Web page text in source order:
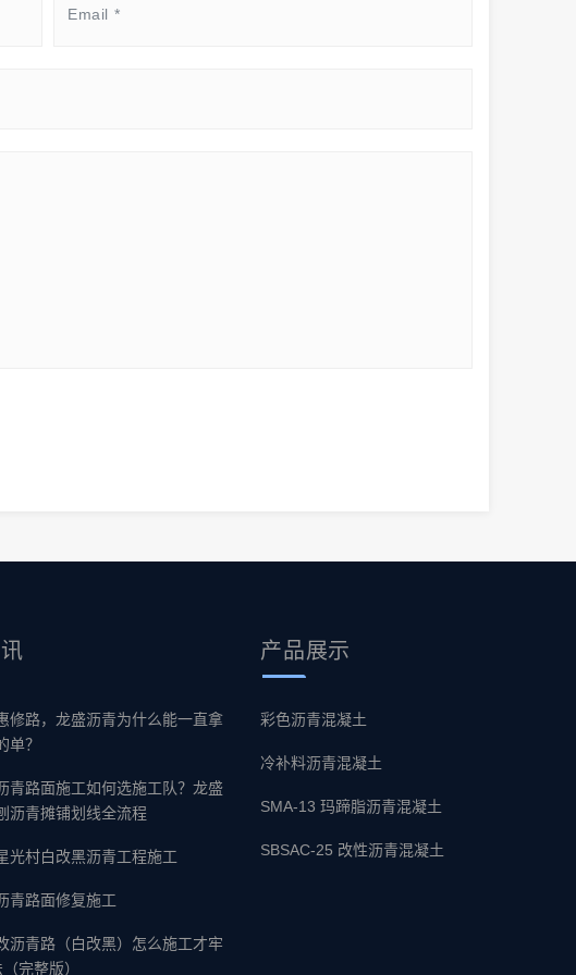
修路，龙盛沥青为什么能一直拿
单？
青路面施工如何选施工队？龙盛
沥青摊铺划线全流程
光村白改黑沥青工程施工
青路面修复施工
沥青路（白改黑）怎么施工才牢
完整版）
产品展示
彩色沥青混凝土
冷补料沥青混凝土
SMA-13 玛蹄脂沥青混凝土
SBSAC-25 改性沥青混凝土